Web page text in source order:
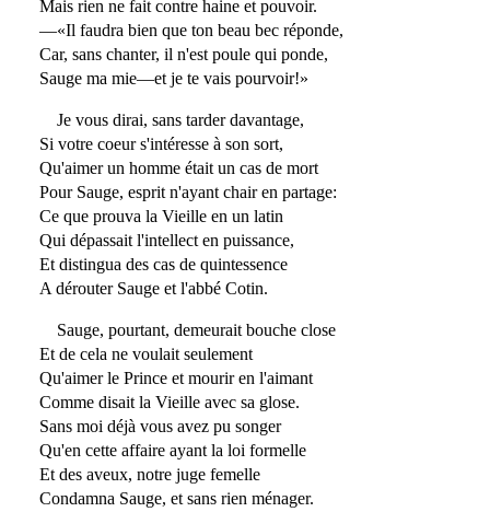
Mais rien ne fait contre haine et pouvoir.
—«Il faudra bien que ton beau bec réponde,
Car, sans chanter, il n'est poule qui ponde,
Sauge ma mie—et je te vais pourvoir!»
Je vous dirai, sans tarder davantage,
Si votre coeur s'intéresse à son sort,
Qu'aimer un homme était un cas de mort
Pour Sauge, esprit n'ayant chair en partage:
Ce que prouva la Vieille en un latin
Qui dépassait l'intellect en puissance,
Et distingua des cas de quintessence
A dérouter Sauge et l'abbé Cotin.
Sauge, pourtant, demeurait bouche close
Et de cela ne voulait seulement
Qu'aimer le Prince et mourir en l'aimant
Comme disait la Vieille avec sa glose.
Sans moi déjà vous avez pu songer
Qu'en cette affaire ayant la loi formelle
Et des aveux, notre juge femelle
Condamna Sauge, et sans rien ménager.